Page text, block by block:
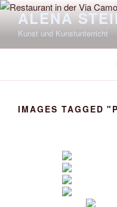
Zum
Inhalt
springen
ALENA
Kunst und Kunstunterricht
IMAGES TAGGED